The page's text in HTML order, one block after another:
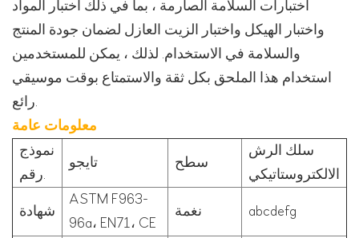
اختبارات السلامة الصارمة ، بما في ذلك اختبار المواد
واختبار الهيكل واختبار الزيت العازل لضمان جودة المنتج
والسلامة في الاستخدام. لذلك ، يمكن للمستخدمين
استخدام هذا الملحق بكل ثقة والاستمتاع بوقت موسيقي
رائع.
معلومات عامة
نموذج
رقم.
تايجو سطح
سلك الرش
الالكتروستاتيكي
شهادة
ASTM F963-
96a، EN71، CE
نغمة abcdefg